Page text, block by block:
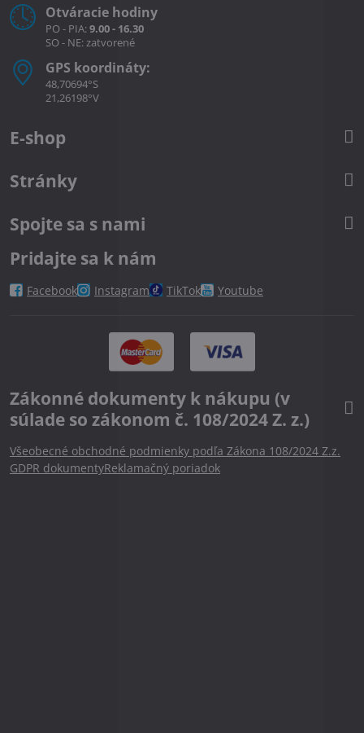
Otváracie hodiny
PO - PIA:9.00 - 16.30
SO - NE: zatvorené
GPS koordináty:
48,70694°S
21,26198°V
E-shop
Stránky
Spojte sa s nami
Pridajte sa k nám
Facebook Instagram TikTok Youtube
Zákonné dokumenty k nákupu (v
súlade so zákonom č. 108/2024 Z. z.)
Všeobecné obchodné podmienky podľa Zákona 108/2024 Z.z.
GDPR dokumentyReklamačný poriadok